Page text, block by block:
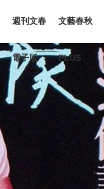
週刊文春
電子版
文藝春秋
PLUS